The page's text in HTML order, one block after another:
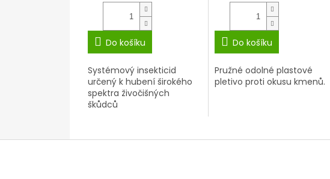
Do košíku
Systémový insekticid
určený k hubení širokého
spektra živočišných
škůdců
Do košíku
Pružné odolné plastové
pletivo proti okusu kmenů.